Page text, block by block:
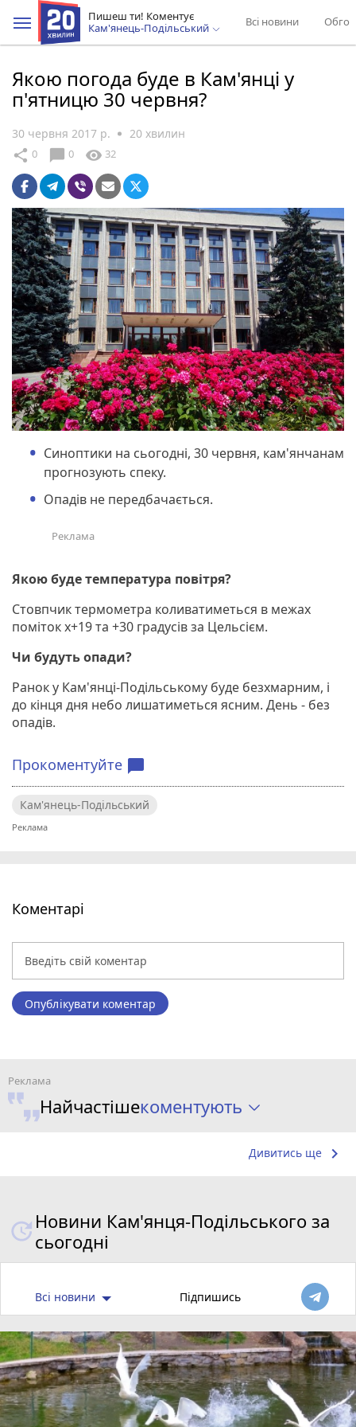
Пишеш ти! Коментує
Кам'янець-Подільський
Всі новини
Якою погода буде в Кам'янці у
п'ятницю 30 червня?
30 червня 2017 р. 20 хвилин
share 0 chat_bubble 0 visibility 32
Синоптики на сьогодні, 30 червня, кам'янчанам
прогнозують спеку.
Опадів не передбачається.
Якою буде температура повітря?
Стовпчик термометра коливатиметься в межах
поміток х+19 та +30 градусів за Цельсієм.
Чи будуть опади?
Ранок у Кам'янці-Подільському буде безхмарним, і
до кінця дня небо лишатиметься ясним. День - без
опадів.
Прокоментуйте chat_bubble
Кам'янець-Подільський
Коментарі
Опублікувати коментар
Найчастішекоментують
Дивитись ще keyboard_arrow_right
Новини Кам'янця-Подільського за
сьогодні
Всі новини Підпишись